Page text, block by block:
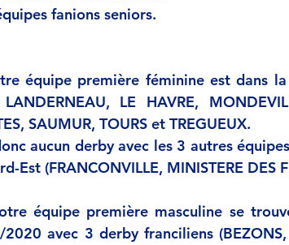
fanions seniors.
équipe première féminine est dans
LANDERNEAU, LE HAVRE,
SAUMUR, TOURS et TREGUEUX.
aucun derby avec les 3 autres
Est (FRANCONVILLE, MINISTERE DES
équipe première masculine se
2020 avec 3 derby franciliens